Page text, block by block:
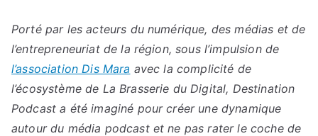
Porté par les acteurs du numérique, des médias et de
l’entrepreneuriat de la région, sous l’impulsion de
l’association Dis Mara avec la complicité de
l’écosystème de La Brasserie du Digital, Destination
Podcast a été imaginé pour créer une dynamique
autour du média podcast et ne pas rater le coche de